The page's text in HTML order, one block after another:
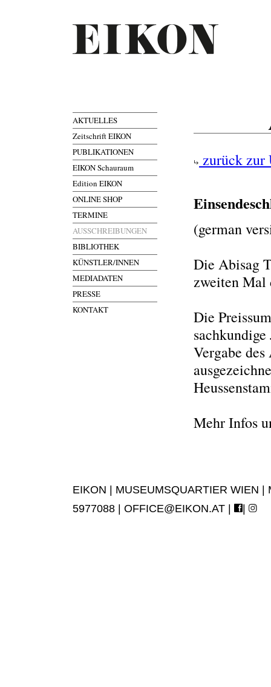
AKTUELLES
Zeitschrift EIKON
PUBLIKATIONEN
EIKON Schauraum
Edition EIKON
ONLINE SHOP
TERMINE
AUSSCHREIBUNGEN
BIBLIOTHEK
KÜNSTLER/INNEN
MEDIADATEN
PRESSE
KONTAKT
zurück zur
(german
Die Abisag
zweiten Mal
Die
Vergabe
Mehr Infos
EIKON | MUSEUMSQUARTIER WIEN
5977088 | OFFICE@EIKON.AT | |